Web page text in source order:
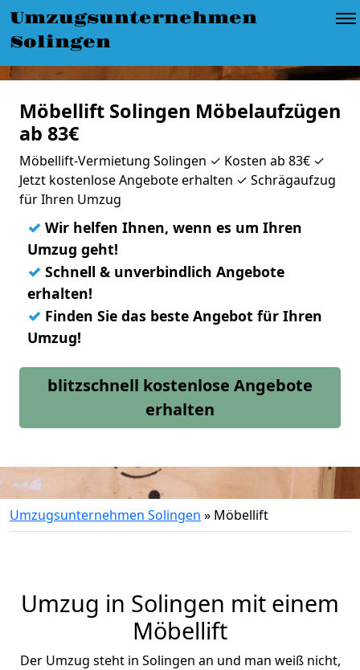
Umzugsunternehmen
Solingen
Möbellift Solingen Möbelaufzügen
ab 83€
Möbellift-Vermietung Solingen ✓ Kosten ab 83€ ✓
Jetzt kostenlose Angebote erhalten ✓ Schrägaufzug
für Ihren Umzug
✓ Wir helfen Ihnen, wenn es um Ihren
Umzug geht!
✓ Schnell & unverbindlich Angebote
erhalten!
✓ Finden Sie das beste Angebot für Ihren
Umzug!
blitzschnell kostenlose Angebote
erhalten
Umzugsunternehmen Solingen » Möbellift
Umzug in Solingen mit einem
Möbellift
Der Umzug steht in Solingen an und man weiß nicht,